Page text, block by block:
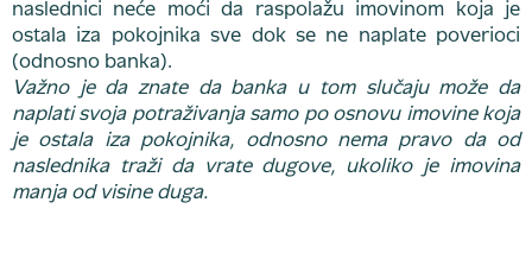
naslednici neće moći da raspolažu imovinom koja je
ostala iza pokojnika sve dok se ne naplate poverioci
(odnosno banka).
Važno je da znate da banka u tom slučaju može da
naplati svoja potraživanja samo po osnovu imovine koja
je ostala iza pokojnika, odnosno nema pravo da od
naslednika traži da vrate dugove, ukoliko je imovina
manja od visine duga.